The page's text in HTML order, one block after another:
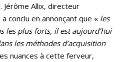
Jérôme Allix, directeur
conclu en annonçant que « les
les plus forts, il est aujourd’hui
les méthodes d’acquisition
nuances à cette ferveur,